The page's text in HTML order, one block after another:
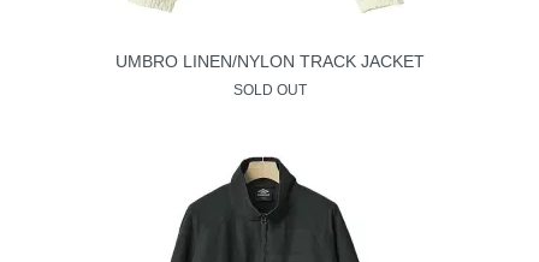
UMBRO LINEN/NYLON TRACK JACKET
SOLD OUT